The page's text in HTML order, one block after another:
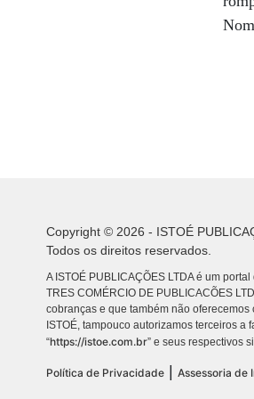
Copyright © 2026 - ISTOÉ
Todos os direitos reservados.
A ISTOÉ PUBLICAÇÕES LTDA é um
TRES COMÉRCIO DE PUBLICACÕES
cobranças e que também não
ISTOÉ, tampouco autorizamos terceiros
“https://istoe.com.br” e seus respectivos
Política de Privacidade Assessoria de